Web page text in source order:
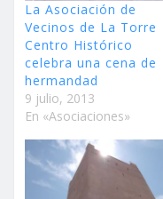
La Asociación de
Vecinos de La Torre
Centro Histórico
celebra una cena de
hermandad
9 julio, 2013
En «Asociaciones»